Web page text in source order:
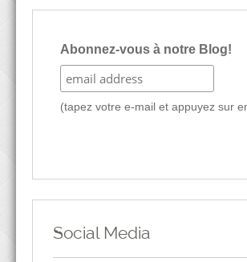
Abonnez-vous à notre Blog!
(tapez votre e-mail et appuyez sur
Social Media